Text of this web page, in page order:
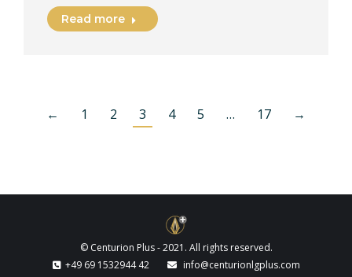
Read more
← 1 2 3 4 5 … 17 →
© Centurion Plus - 2021. All rights reserved.
+49 69 1532944 42
info@centurionlgplus.com